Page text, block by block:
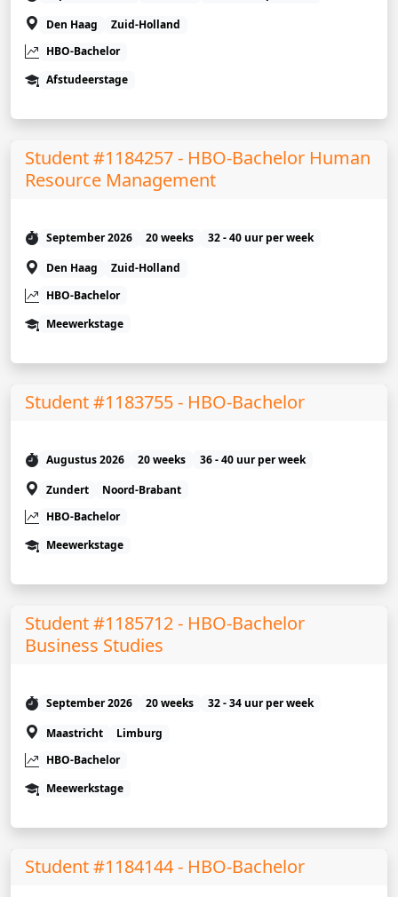
Den Haag
Zuid-Holland
HBO-Bachelor
Afstudeerstage
Student #1184257 - HBO-Bachelor Human
Resource Management
September 2026 20 weeks
32 - 40 uur per week
Den Haag
Zuid-Holland
HBO-Bachelor
Meewerkstage
Student #1183755 - HBO-Bachelor
Augustus 2026 20 weeks
36 - 40 uur per week
Zundert
Noord-Brabant
HBO-Bachelor
Meewerkstage
Student #1185712 - HBO-Bachelor
Business Studies
September 2026 20 weeks
32 - 34 uur per week
Maastricht
Limburg
HBO-Bachelor
Meewerkstage
Student #1184144 - HBO-Bachelor